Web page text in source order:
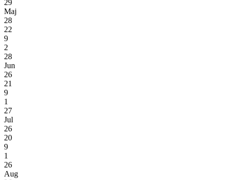
29
Maj
28
22
9
2
28
Jun
26
21
9
1
27
Jul
26
20
9
1
26
Aug